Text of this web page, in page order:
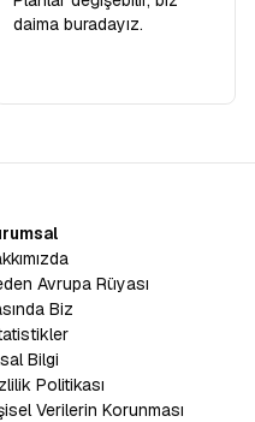
daima buradayız.
Avrupa Rüyası
Biz
Bilgi
Politikası
Verilerin Korunması